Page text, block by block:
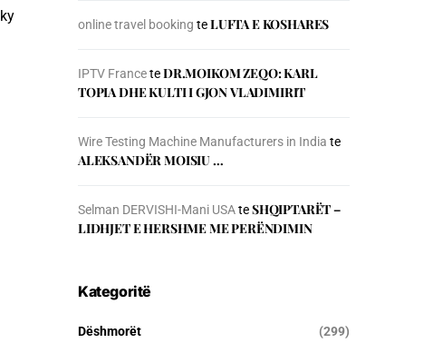
online travel booking teLUFTA E KOSHARES
IPTV FranceteDR.MOIKOM ZEQO: KARL
TOPIA DHE KULTI I GJON VLADIMIRIT
Wire Testing Machine Manufacturers in India te
ALEKSANDËR MOISIU …
Selman DERVISHI-Mani USAteSHQIPTARËT –
LIDHJET E HERSHME ME PERËNDIMIN
Kategoritë
Dëshmorët (299)